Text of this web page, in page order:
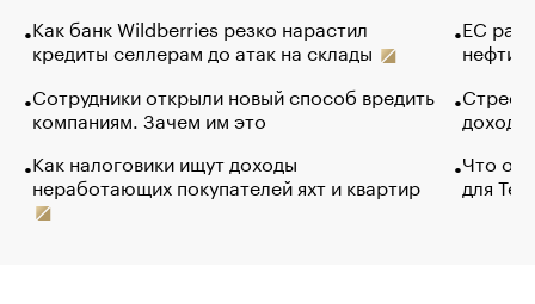
Как банк Wildberries резко нарастил
кредиты селлерам до атак на склады
Сотрудники открыли новый способ вредить
компаниям. Зачем им это
Как налоговики ищут доходы
неработающих покупателей яхт и квартир
ЕС
нефти
Что
для